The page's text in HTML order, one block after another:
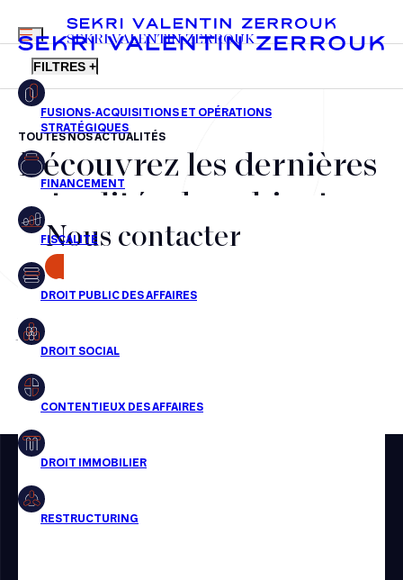
FR EN
MENU
SEKRI VALENTIN ZERROUK
FILTRES +
Fusions-acquisitions et opérations stratégiques
Financement
Fiscalité
Droit public des affaires
Droit social
Droit immobilier
Restructuring
TOUTES NOS ACTUALITÉS
Découvrez les dernières
actualités du cabinet,
nos récompenses et nos
transactions, jour après
jour
Aucun résultats pour cette recherche
Nous contacter